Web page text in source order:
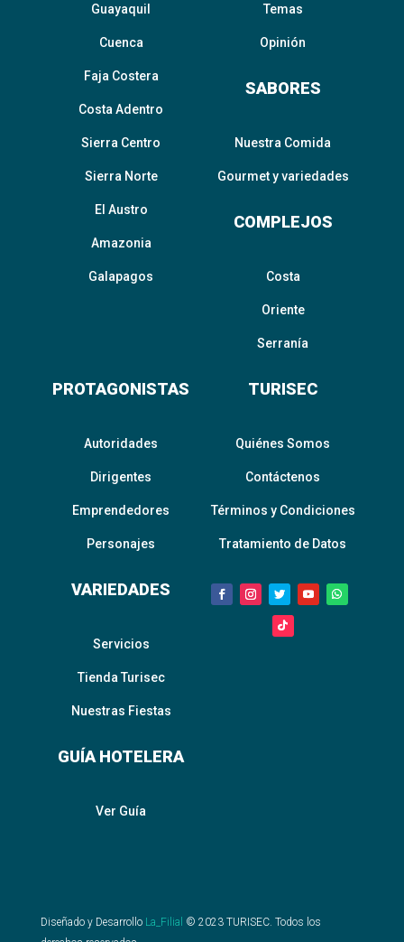
Guayaquil
Cuenca
Faja Costera
Costa Adentro
Sierra Centro
Sierra Norte
El Austro
Amazonia
Galapagos
Temas
Opinión
SABORES
Nuestra Comida
Gourmet y variedades
COMPLEJOS
Costa
Oriente
Serranía
PROTAGONISTAS
Autoridades
Dirigentes
Emprendedores
Personajes
VARIEDADES
Servicios
Tienda Turisec
Nuestras Fiestas
GUÍA HOTELERA
Ver Guía
TURISEC
Quiénes Somos
Contáctenos
Términos y Condiciones
Tratamiento de Datos
Diseñado y Desarrollo La_Filial © 2023TURISEC. Todos los